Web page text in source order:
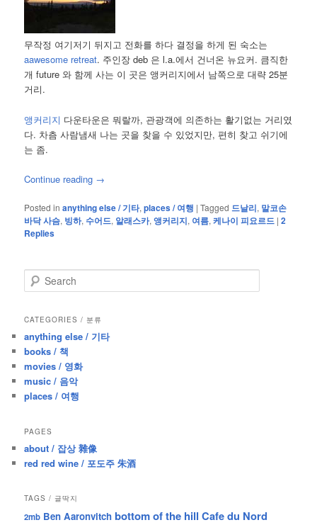
무작정 여기저기 뒤지고 전화를 하다 결정을 하게 된 숙소는
aawesome retreat. 주인장 deb 은 l.a.에서 건너온 뉴요커. 큼직한
개 future 와 함께 사는 이 곳은 앵커리지에서 남쪽으로 대략 25분
거리.
앵커리지 다운타운은 뭐랄까, 관광객에 의존하는 활기없는 거리였
다. 차츰 사람냄새 나는 곳을 찾을 수 있었지만, 편히 찾고 쉬기에
는 좀.
Continue reading →
Posted in anything else / 기타,places / 여행 |Tagged 드날리, 말코손
바닥 사슴, 빙하, 수어드, 알래스카,앵커리지, 여름,케나이 피요르드 |2
Replies
e
r
h
CATEGORIES / 분류
anything else / 기타
books / 책
movies / 영화
music / 음악
places / 여행
PAGES
about / 잡상 雜像
red red wine / 포도주 朱酒
TAGS / 글딱지
2mb Ben Aaronvitch bottom of the hill Cafe du Nord